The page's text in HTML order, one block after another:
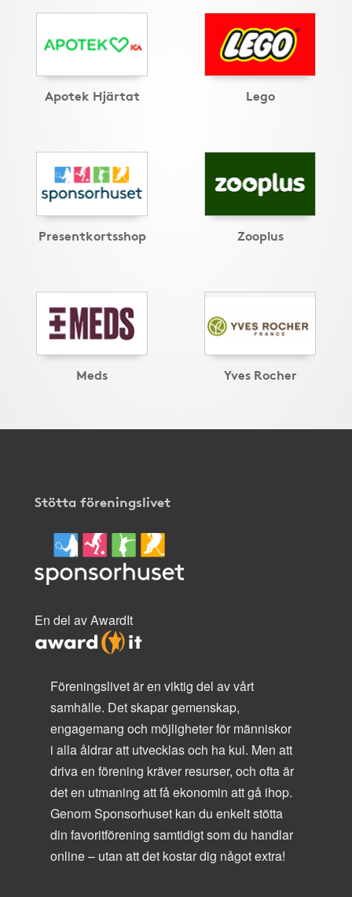
Apotek Hjärtat Lego
Presentkortsshop Zooplus
Meds Yves Rocher
Stötta föreningslivet
En del av AwardIt
Föreningslivet är en viktig del av vårt
samhälle. Det skapar gemenskap,
engagemang och möjligheter för människor
i alla åldrar att utvecklas och ha kul. Men att
driva en förening kräver resurser, och ofta är
det en utmaning att få ekonomin att gå ihop.
Genom Sponsorhuset kan du enkelt stötta
din favoritförening samtidigt som du handlar
online – utan att det kostar dig något extra!